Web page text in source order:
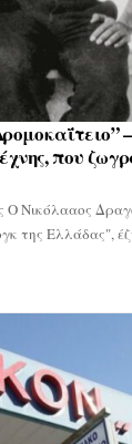
που
Ο Νικόλααος
της Ελλάδας",